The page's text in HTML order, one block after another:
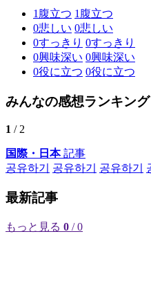
1 腹立つ 1 腹立つ
0悲しい 0悲しい
0すっきり 0すっきり
0興味深い 0興味深い
0役に立つ 0役に立つ
みんなの感想ランキング
1 / 2
国際・日本記事
공유하기
공유하기 공유하기
最新記事
もっと見る 0 / 0